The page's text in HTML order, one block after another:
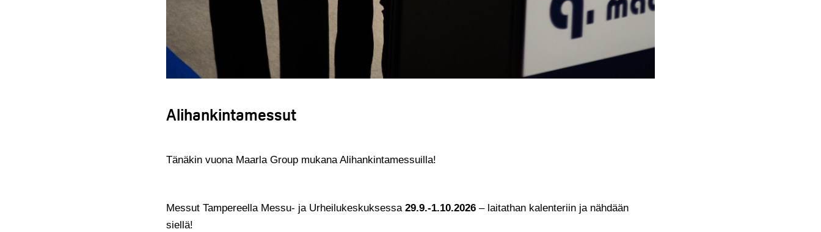
Alihankintamessut
Tänäkin vuona Maarla Group mukana Alihankintamessuilla!
Messut Tampereella Messu- ja Urheilukeskuksessa 29.9.-1.10.2026 – laitathan kalenteriin ja nähdään
siellä!